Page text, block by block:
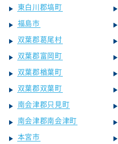
東白川郡塙町
福島市
双葉郡葛尾村
双葉郡富岡町
双葉郡楢葉町
双葉郡双葉町
南会津郡只見町
南会津郡南会津町
本宮市